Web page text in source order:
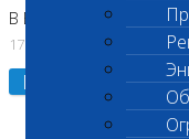
В Бутово
17.07.2026
Подробнее